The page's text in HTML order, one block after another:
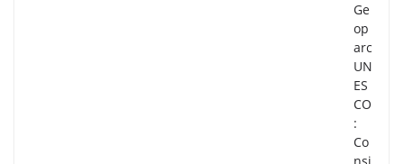
Ge
op
arc
UN
ES
CO
:
Co